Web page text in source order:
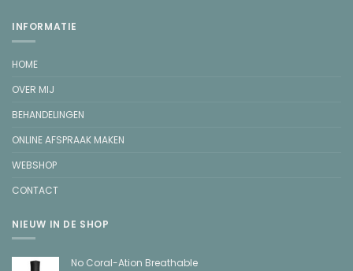
INFORMATIE
HOME
OVER MIJ
BEHANDELINGEN
ONLINE AFSPRAAK MAKEN
WEBSHOP
CONTACT
NIEUW IN DE SHOP
No Coral-Ation Breathable